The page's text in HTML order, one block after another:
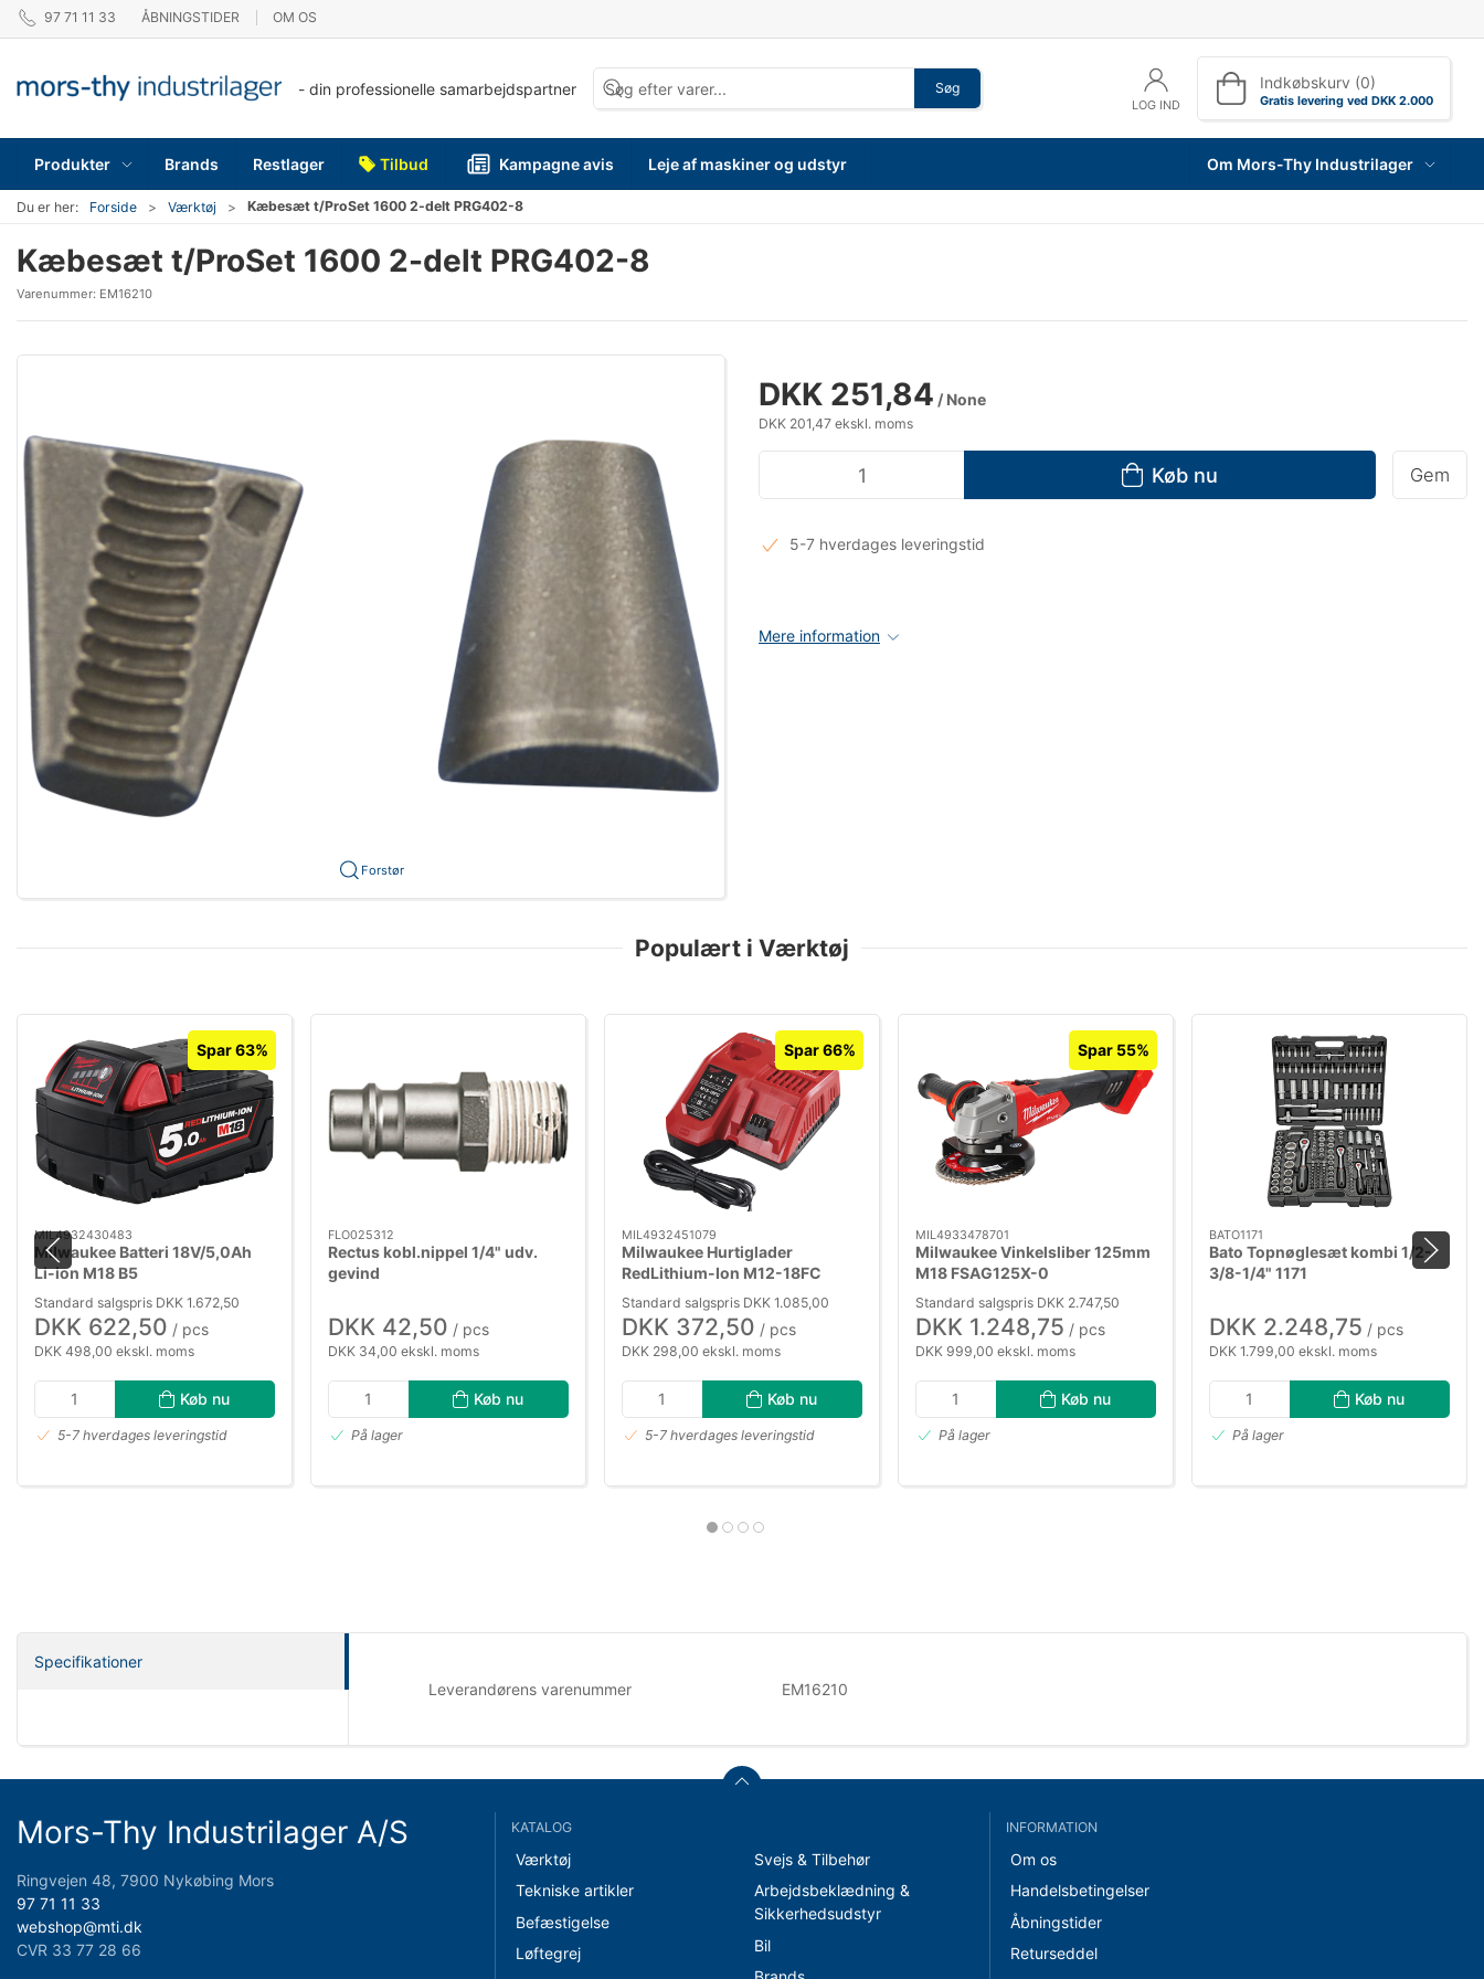
97 71 11 33 ÅBNINGSTIDER OM OS
- din professionelle samarbejdspartner Søg
LOG IND
Indkøbskurv (0)
Gratis levering ved DKK 2.000
Produkter Brands Restlager Tilbud Kampagne avis Leje af maskiner og udstyr Om Mors-Thy Industrilager
Du er her: Forside Værktøj Kæbesæt t/ProSet 1600 2-delt PRG402-8
Kæbesæt t/ProSet 1600 2-delt PRG402-8
Varenummer: EM16210
Forstør
DKK 251,84 / None
DKK 201,47 ekskl. moms
Køb nu Gem
5-7 hverdages leveringstid
Mere information
Populært i Værktøj
Spar 63%
MIL4932430483
Milwaukee Batteri 18V/5,0Ah
Li-ion M18 B5
Standard salgspris DKK 1.672,50
DKK 622,50 / pcs
DKK 498,00 ekskl. moms
Køb nu
5-7 hverdages leveringstid
FLO025312
Rectus kobl.nippel 1/4" udv.
gevind
DKK 42,50 / pcs
DKK 34,00 ekskl. moms
Køb nu
På lager
Spar 66%
MIL4932451079
Milwaukee Hurtiglader
RedLithium-Ion M12-18FC
Standard salgspris DKK 1.085,00
DKK 372,50 / pcs
DKK 298,00 ekskl. moms
Køb nu
5-7 hverdages leveringstid
Spar 55%
MIL4933478701
Milwaukee Vinkelsliber 125mm
M18 FSAG125X-0
Standard salgspris DKK 2.747,50
DKK 1.248,75 / pcs
DKK 999,00 ekskl. moms
Køb nu
På lager
BATO1171
Bato Topnøglesæt kombi 1/2-
3/8-1/4" 1171
DKK 2.248,75 / pcs
DKK 1.799,00 ekskl. moms
Køb nu
På lager
Specifikationer
Leverandørens varenummer
EM16210
Mors-Thy Industrilager A/S
Ringvejen 48, 7900 Nykøbing Mors
97 71 11 33
webshop@mti.dk
CVR 33 77 28 66
KATALOG
Værktøj
Tekniske artikler
Befæstigelse
Løftegrej
Svejs & Tilbehør
Arbejdsbeklædning &
Sikkerhedsudstyr
Bil
INFORMATION
Om os
Handelsbetingelser
Åbningstider
Returseddel